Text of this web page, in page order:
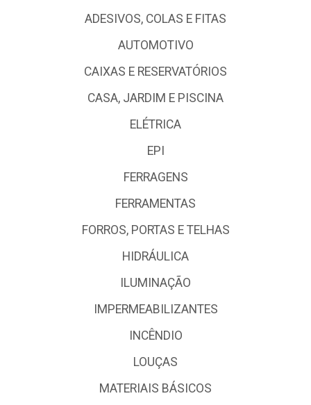
ADESIVOS, COLAS E FITAS
AUTOMOTIVO
CAIXAS E RESERVATÓRIOS
CASA, JARDIM E PISCINA
ELÉTRICA
EPI
FERRAGENS
FERRAMENTAS
FORROS, PORTAS E TELHAS
HIDRÁULICA
ILUMINAÇÃO
IMPERMEABILIZANTES
INCÊNDIO
LOUÇAS
MATERIAIS BÁSICOS